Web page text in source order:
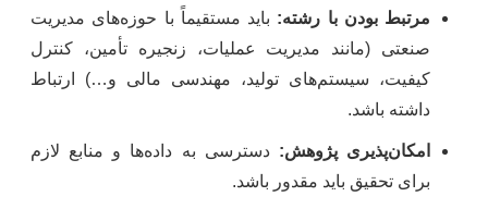
مرتبط بودن با رشته: باید مستقیماً با حوزه‌های مدیریت
صنعتی (مانند مدیریت عملیات، زنجیره تأمین، کنترل
کیفیت، سیستم‌های تولید، مهندسی مالی و…) ارتباط
داشته باشد.
امکان‌پذیری پژوهش: دسترسی به داده‌ها و منابع لازم
برای تحقیق باید مقدور باشد.